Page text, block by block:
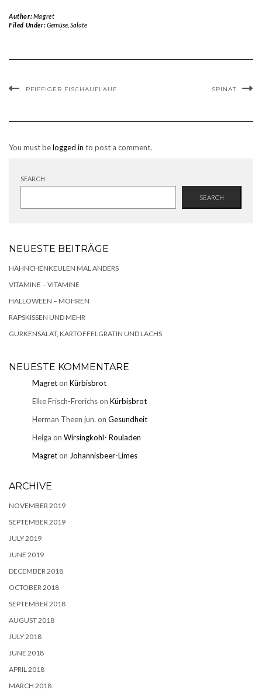
Author:Magret
Filed Under:Gemüse, Salate
PFIFFIGER FISCHAUFLAUF SPINAT
You must belogged in to post a comment.
SEARCH
SEARCH
NEUESTE BEITRÄGE
HÄHNCHENKEULEN MAL ANDERS
VITAMINE – VITAMINE
HALLOWEEN – MÖHREN
RAPSKISSEN UND MEHR
GURKENSALAT, KARTOFFELGRATIN UND LACHS
NEUESTE KOMMENTARE
Magreton Kürbisbrot
Elke Frisch-Frerichson Kürbisbrot
Herman Theen jun. on Gesundheit
Helga on Wirsingkohl- Rouladen
Magreton Johannisbeer-Limes
ARCHIVE
NOVEMBER 2019
SEPTEMBER 2019
JULY 2019
JUNE 2019
DECEMBER 2018
OCTOBER 2018
SEPTEMBER 2018
AUGUST 2018
JULY 2018
JUNE 2018
APRIL 2018
MARCH 2018